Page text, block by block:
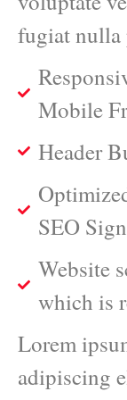
fugiat nulla
Mobile
Header
SEO
Website
which is
Lorem
adipiscing